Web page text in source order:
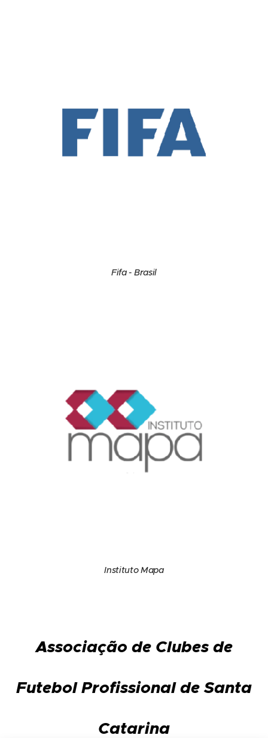
Fifa - Brasil
Instituto Mapa
Associação de Clubes de
Futebol Profissional de Santa
Catarina